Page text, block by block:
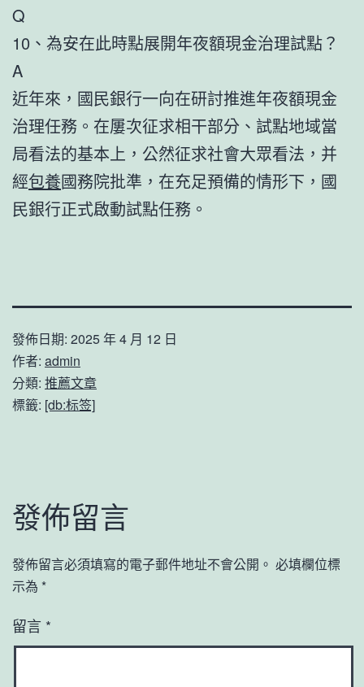
Q
10、為安在此時點展開年夜額現金治理試點？
A
近年來，國民銀行一向在研討推進年夜額現金
治理任務。在屢次征求相干部分、試點地域當
局看法的基本上，公然征求社會大眾看法，并
經包養國務院批準，在充足預備的情形下，國
民銀行正式啟動試點任務。
發佈日期: 2025 年 4 月 12 日
作者: admin
分類: 推薦文章
標籤: [db:标签]
發佈留言
發佈留言必須填寫的電子郵件地址不會公開。 必填欄位標
示為 *
留言 *